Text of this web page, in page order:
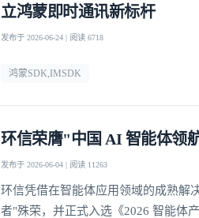
立鸿蒙即时通讯新标杆
发布于 2026-06-24 | 阅读 6718
鸿蒙SDK,IMSDK
环信荣膺"中国 AI 智能体领
发布于 2026-06-04 | 阅读 11263
环信凭借在智能体应用领域的成熟解
者"殊荣，并正式入选《2026 智能体产